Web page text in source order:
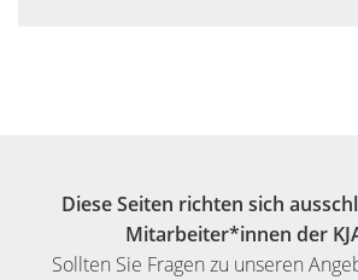
Diese Seiten richten sich
Mitarbeiter*innen der
Sollten Sie Fragen zu unseren